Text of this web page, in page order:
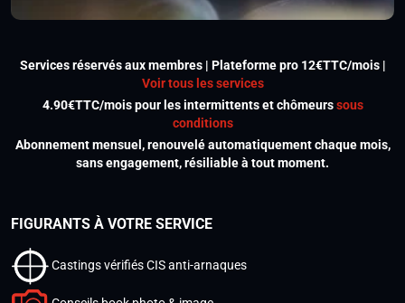
Services réservés aux membres | Plateforme pro 12€TTC/mois |
Voir tous les services
4.90€TTC/mois pour les intermittents et chômeurssous
conditions
Abonnement mensuel, renouvelé automatiquement chaque mois,
sans engagement, résiliable à tout moment.
FIGURANTS À VOTRE SERVICE
Castings vérifiés CIS anti-arnaques